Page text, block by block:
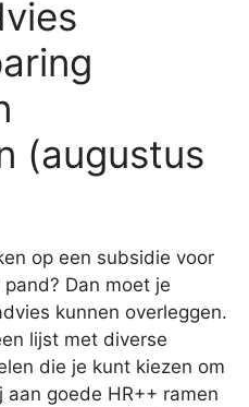
(augustus
op een subsidie voor
Dan moet je
kunnen overleggen.
lijst met diverse
die je kunt kiezen om
goede HR++ ramen